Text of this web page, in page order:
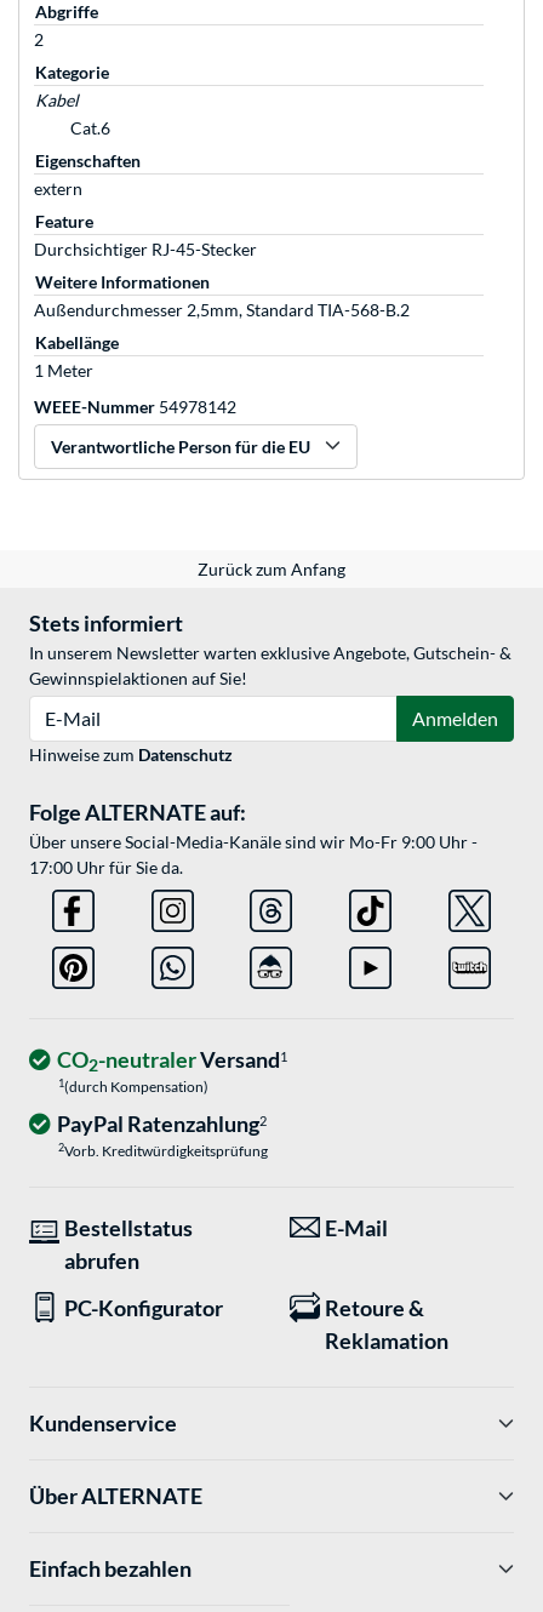
Abgriffe
2
Kategorie
Kabel
Cat.6
Eigenschaften
extern
Feature
Durchsichtiger RJ-45-Stecker
Weitere Informationen
Außendurchmesser 2,5mm, Standard TIA-568-B.2
Kabellänge
1 Meter
WEEE-Nummer 54978142
Verantwortliche Person für die EU
Zurück zum Anfang
Stets informiert
In unserem Newsletter warten exklusive Angebote, Gutschein- &
Gewinnspielaktionen auf Sie!
Anmelden
Hinweise zum Datenschutz
Folge ALTERNATE auf:
Über unsere Social-Media-Kanäle sind wir Mo-Fr 9:00 Uhr -
17:00 Uhr für Sie da.
CO2-neutralerVersand1
1(durch Kompensation)
PayPal Ratenzahlung2
2Vorb. Kreditwürdigkeitsprüfung
Bestellstatus
abrufen
E-Mail
PC-Konfigurator
Retoure &
Reklamation
Kundenservice
Über ALTERNATE
Einfach bezahlen